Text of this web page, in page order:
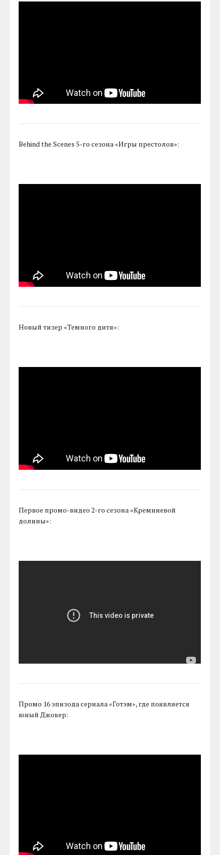
Behind the Scenes 5-го сезона «Игры престолов»:
Новый тизер «Темного дитя»:
Первое промо-видео 2-го сезона «Кремниевой
долины»:
Промо 16 эпизода сериала «Готэм», где появляется
юный Джокер: